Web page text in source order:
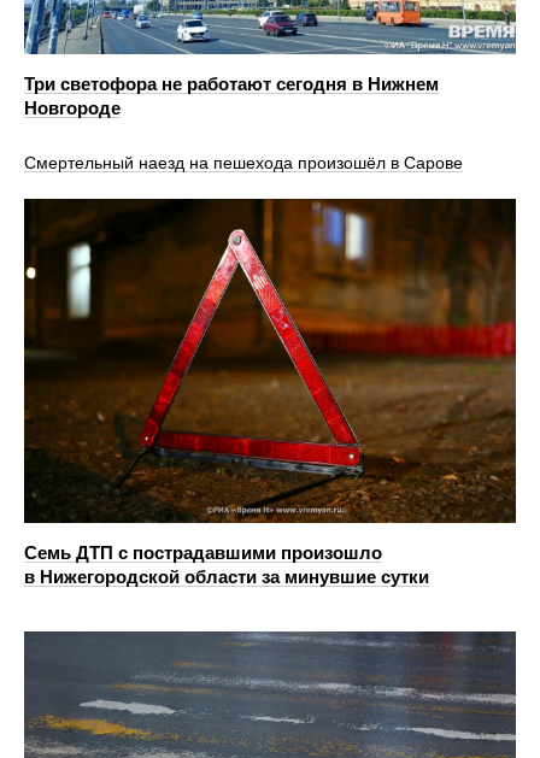
Три светофора не работают сегодня в Нижнем
Новгороде
Смертельный наезд на пешехода произошёл в Сарове
Семь ДТП с пострадавшими произошло
в Нижегородской области за минувшие сутки